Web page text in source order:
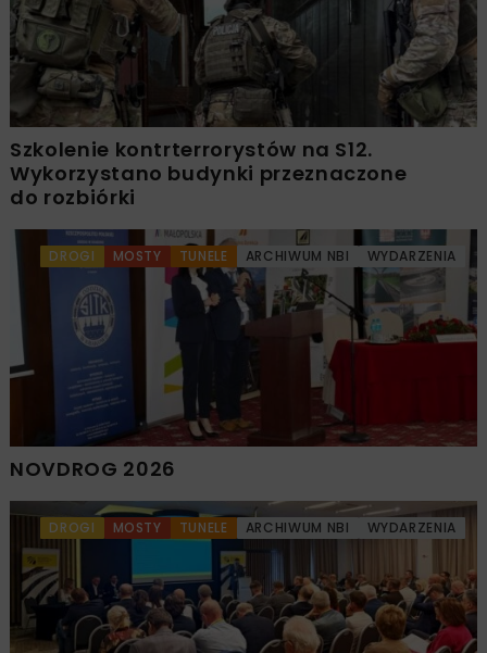
Szkolenie kontrterrorystów na S12.
Wykorzystano budynki przeznaczone
do rozbiórki
DROGI MOSTY TUNELE ARCHIWUM NBI WYDARZENIA
NOVDROG 2026
DROGI MOSTY TUNELE ARCHIWUM NBI WYDARZENIA